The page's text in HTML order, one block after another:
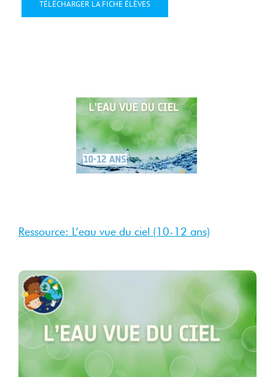
TÉLÉCHARGER LA FICHE ÉLÈVES
Ressource: L’eau vue du ciel (10-12 ans)